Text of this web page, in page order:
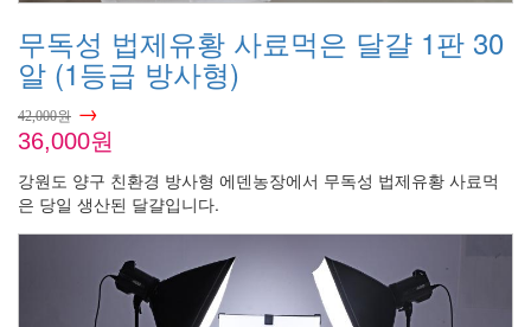
무독성 법제유황 사료먹은 달걀 1판 30
알 (1등급 방사형)
42,000원 →
36,000원
강원도 양구 친환경 방사형 에덴농장에서 무독성 법제유황 사료먹
은 당일 생산된 달걀입니다.